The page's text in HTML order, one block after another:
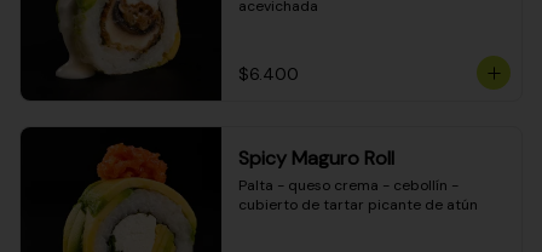
acevichada
$6.400
Spicy Maguro Roll
Palta - queso crema - cebollín -
cubierto de tartar picante de atún